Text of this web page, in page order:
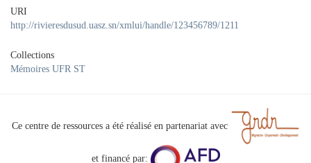
URI
http://rivieresdusud.uasz.sn/xmlui/handle/123456789/1211
Collections
Mémoires UFR ST
Ce centre de ressources a été réalisé en partenariat avec
et financé par: